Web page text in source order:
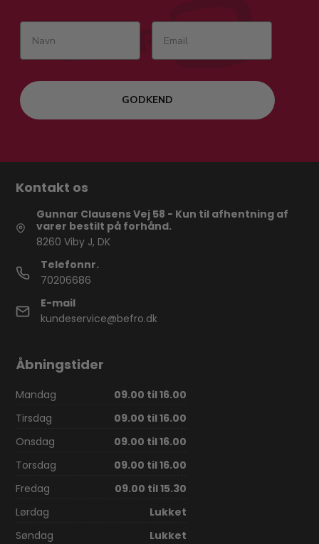
GODKEND
Kontakt os
Gunnar Clausens Vej 58 - Kun til afhentning af
varer bestilt på forhånd.
8260 Viby J, DK
Telefonnr.
70206686
E-mail
kundeservice@befro.dk
Åbningstider
Mandag
09.00 til 16.00
Tirsdag
09.00 til 16.00
Onsdag
09.00 til 16.00
Torsdag
09.00 til 16.00
Fredag
09.00 til 15.30
Lørdag
Lukket
Søndag
Lukket